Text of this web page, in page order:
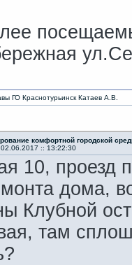
ГО Краснотурьинск Катаев А.В.
комфортной городской
02.06.2017 :: 13:22:30
10, проезд
дома,
Клубной
там